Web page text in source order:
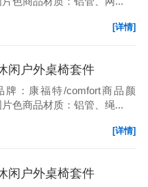
[详情]
闲户外桌椅套件
牌：康福特/comfort商品颜
色商品材质：铝管、绳...
[详情]
闲户外桌椅套件